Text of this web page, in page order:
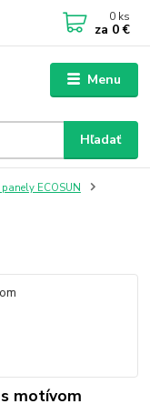
Menu
Hľadať
0 ks
za 0 €
ECOSUN
motívom